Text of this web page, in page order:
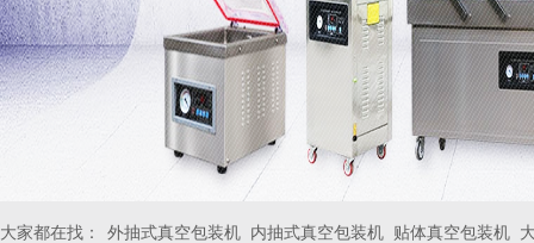
大家都在找： 外抽式真空包装机 内抽式真空包装机 贴体真空包装机